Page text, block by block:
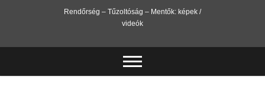
Rendőrség – Tűzoltóság – Mentők: képek /
videók